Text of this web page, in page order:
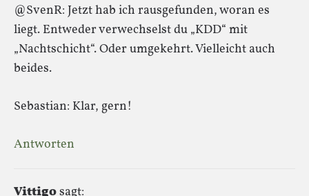
@SvenR: Jetzt hab ich rausgefunden, woran es
liegt. Entweder verwechselst du „KDD“ mit
„Nachtschicht“. Oder umgekehrt. Vielleicht auch
beides.
Sebastian: Klar, gern!
Antworten
Vittigosagt: